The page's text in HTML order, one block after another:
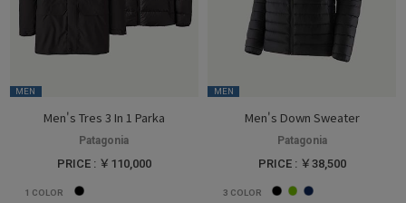
MEN
Men's Tres 3 In 1 Parka
Patagonia
PRICE : ￥110,000
1 COLOR
MEN
Men's Down Sweater
Patagonia
PRICE : ￥38,500
3 COLOR